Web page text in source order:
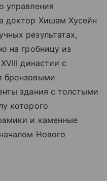
управления
доктор Хишам Хусейн
результатах,
на гробницу из
династии с
бронзовыми
здания с толстыми
которого
и каменные
Нового